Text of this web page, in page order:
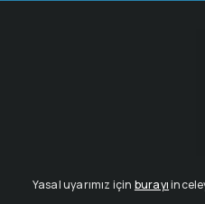
Yasal uyarımız için burayı